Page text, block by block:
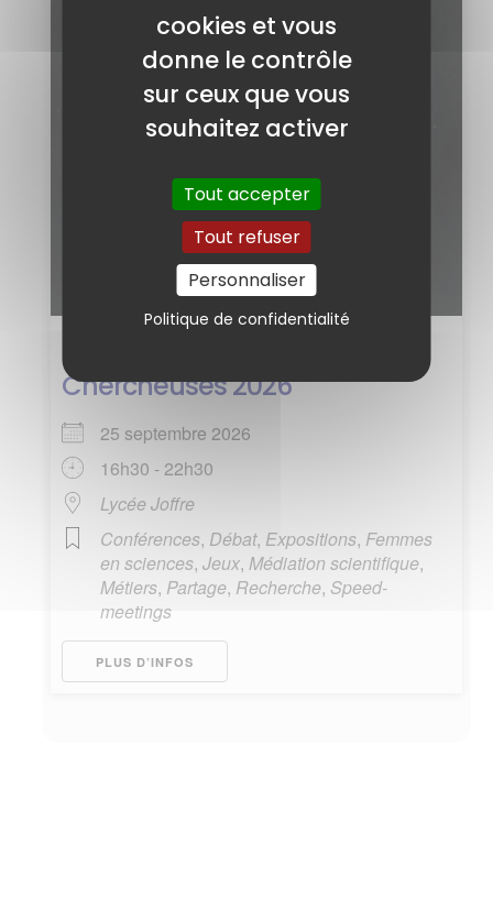
Nuit Méditerranéenne des
Chercheuses 2026
25 septembre 2026
16h30 - 22h30
Lycée Joffre
Conférences, Débat, Expositions, Femmes
en sciences, Jeux, Médiation scientifique,
Métiers, Partage, Recherche, Speed-
meetings
PLUS D’INFOS
cookies et vous
donne le contrôle
sur ceux que vous
souhaitez activer
Tout accepter
Tout refuser
Personnaliser
Politique de confidentialité